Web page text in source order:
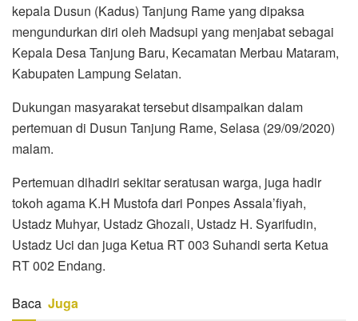
kepala Dusun (Kadus) Tanjung Rame yang dipaksa
mengundurkan diri oleh Madsupi yang menjabat sebagai
Kepala Desa Tanjung Baru, Kecamatan Merbau Mataram,
Kabupaten Lampung Selatan.
Dukungan masyarakat tersebut disampaikan dalam
pertemuan di Dusun Tanjung Rame, Selasa (29/09/2020)
malam.
Pertemuan dihadiri sekitar seratusan warga, juga hadir
tokoh agama K.H Mustofa dari Ponpes Assala’fiyah,
Ustadz Muhyar, Ustadz Ghozali, Ustadz H. Syarifudin,
Ustadz Uci dan juga Ketua RT 003 Suhandi serta Ketua
RT 002 Endang.
Baca Juga